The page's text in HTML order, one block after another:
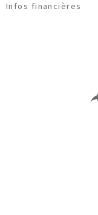
Infos financières